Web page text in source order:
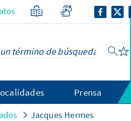
Prensa
Jacques Hermes